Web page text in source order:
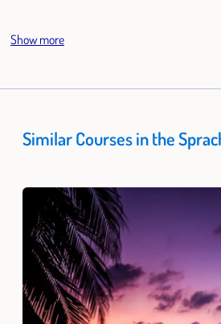
Show more
Similar Courses in the